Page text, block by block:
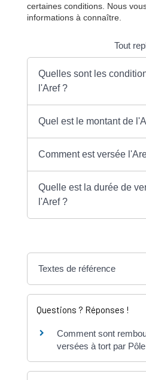
certaines conditions. Nous
informations à connaître.
Tout
Quelles sont les
l'Aref ?
Quel est le montant de
Comment est versée
Quelle est la durée de
l'Aref ?
Textes de référence
Questions ? Réponses !
Comment sont
versées à tort par